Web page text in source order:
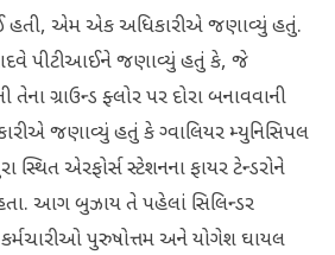
હતી, એમ એક અધિકારીએ જણાવ્યું હતું.
પીટીઆઈને જણાવ્યું હતું કે, જે
ગ્રાઉન્ડ ફ્લોર પર દોરા બનાવવાની
જણાવ્યું હતું કે ગ્વાલિયર મ્યુનિસિપલ
સ્થિત એરફોર્સ સ્ટેશનના ફાયર ટેન્ડરોને
આગ બુઝાય તે પહેલાં સિલિન્ડર
કર્મચારીઓ પુરુષોત્તમ અને યોગેશ ઘાયલ